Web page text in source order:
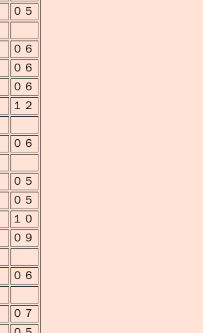
０５
０６
０６
０６
１２
０６
０５
０５
１０
０９
０６
０７